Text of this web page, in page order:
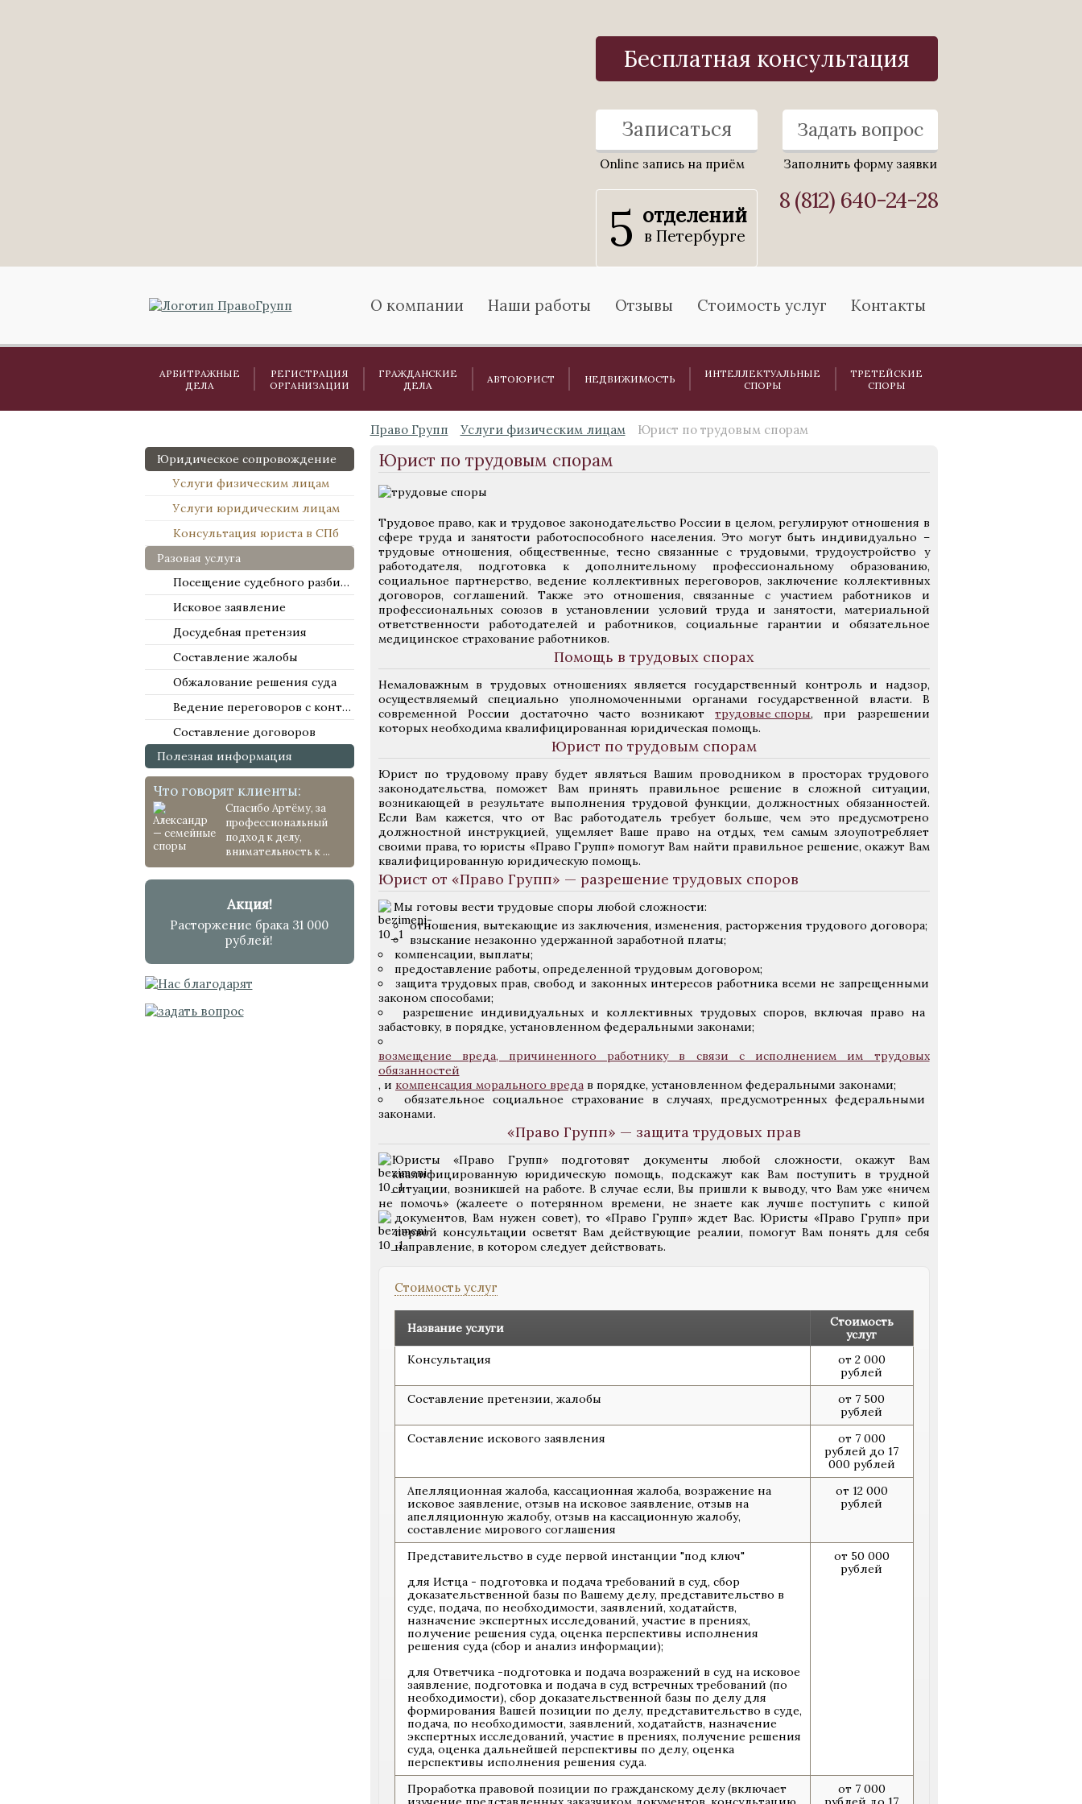
Бесплатная консультация
Записаться
Online запись на приём
Задать вопрос
Заполнить форму заявки
5 отделений
в Петербурге
8 (812) 640-24-28
О компании Наши работы Отзывы Стоимость услуг Контакты
АРБИТРАЖНЫЕ
ДЕЛА
РЕГИСТРАЦИЯ
ОРГАНИЗАЦИИ
ГРАЖДАНСКИЕ
ДЕЛА
АВТОЮРИСТ НЕДВИЖИМОСТЬ
ИНТЕЛЛЕКТУАЛЬНЫЕ
СПОРЫ
ТРЕТЕЙСКИЕ
СПОРЫ
Юридическое сопровождение
Услуги физическим лицам
Услуги юридическим лицам
Консультация юриста в СПб
Разовая услуга
Посещение судебного разбирательства
Исковое заявление
Досудебная претензия
Составление жалобы
Обжалование решения суда
Ведение переговоров с контрагентами
Составление договоров
Полезная информация
Что говорят клиенты:
Спасибо Артёму, за
профессиональный
подход к делу,
внимательность к ...
Акция!
Расторжение брака 31 000
рублей!
Право Групп Услуги физическим лицам Юрист по трудовым спорам
Юрист по трудовым спорам
Трудовое право, как и трудовое законодательство России в целом, регулируют отношения в
сфере труда и занятости работоспособного населения. Это могут быть индивидуально –
трудовые отношения, общественные, тесно связанные с трудовыми, трудоустройство у
работодателя, подготовка к дополнительному профессиональному образованию,
социальное партнерство, ведение коллективных переговоров, заключение коллективных
договоров, соглашений. Также это отношения, связанные с участием работников и
профессиональных союзов в установлении условий труда и занятости, материальной
ответственности работодателей и работников, социальные гарантии и обязательное
медицинское страхование работников.
Помощь в трудовых спорах
Немаловажным в трудовых отношениях является государственный контроль и надзор,
осуществляемый специально уполномоченными органами государственной власти. В
современной России достаточно часто возникаюттрудовые споры, при разрешении
которых необходима квалифицированная юридическая помощь.
Юрист по трудовым спорам
Юрист по трудовому праву будет являться Вашим проводником в просторах трудового
законодательства, поможет Вам принять правильное решение в сложной ситуации,
возникающей в результате выполнения трудовой функции, должностных обязанностей.
Если Вам кажется, что от Вас работодатель требует больше, чем это предусмотрено
должностной инструкцией, ущемляет Ваше право на отдых, тем самым злоупотребляет
своими права, то юристы «Право Групп» помогут Вам найти правильное решение, окажут Вам
квалифицированную юридическую помощь.
Юрист от «Право Групп» — разрешение трудовых споров
Мы готовы вести трудовые споры любой сложности:
отношения, вытекающие из заключения, изменения, расторжения трудового договора;
взыскание незаконно удержанной заработной платы;
компенсации, выплаты;
предоставление работы, определенной трудовым договором;
защита трудовых прав, свобод и законных интересов работника всеми не запрещенными
законом способами;
разрешение индивидуальных и коллективных трудовых споров, включая право на
забастовку, в порядке, установленном федеральными законами;
возмещение вреда, причиненного работнику в связи с исполнением им трудовых
обязанностей
, и компенсация морального вредав порядке, установленном федеральными законами;
обязательное социальное страхование в случаях, предусмотренных федеральными
законами.
«Право Групп» — защита трудовых прав
Юристы «Право Групп» подготовят документы любой сложности, окажут Вам
квалифицированную юридическую помощь, подскажут как Вам поступить в трудной
ситуации, возникшей на работе. В случае если, Вы пришли к выводу, что Вам уже «ничем
не помочь» (жалеете о потерянном времени, не знаете как лучше поступить с кипой
документов, Вам нужен совет), то «Право Групп» ждет Вас.Юристы «Право Групп» при
первой консультации осветят Вам действующие реалии, помогут Вам понять для себя
направление, в котором следует действовать.
Стоимость услуг
Название услуги
Стоимость
услуг
Консультация
от 2 000
рублей
Составление претензии, жалобы
от 7 500
рублей
Составление искового заявления
от 7 000
рублей до 17
000 рублей
Апелляционная жалоба, кассационная жалоба, возражение на
исковое заявление, отзыв на исковое заявление, отзыв на
апелляционную жалобу, отзыв на кассационную жалобу,
составление мирового соглашения
от 12 000
рублей
Представительство в суде первой инстанции "под ключ"
для Истца - подготовка и подача требований в суд, сбор
доказательственной базы по Вашему делу, представительство в
суде, подача, по необходимости, заявлений, ходатайств,
назначение экспертных исследований, участие в прениях,
получение решения суда, оценка перспективы исполнения
решения суда (сбор и анализ информации);
для Ответчика -подготовка и подача возражений в суд на исковое
заявление, подготовка и подача в суд встречных требований (по
необходимости), сбор доказательственной базы по делу для
формирования Вашей позиции по делу, представительство в суде,
подача, по необходимости, заявлений, ходатайств, назначение
экспертных исследований, участие в прениях, получение решения
суда, оценка дальнейшей перспективы по делу, оценка
перспективы исполнения решения суда.
от 50 000
рублей
Проработка правовой позиции по гражданскому делу (включает
от 7 000